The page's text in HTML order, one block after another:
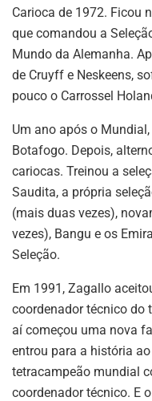
Carioca de 1972. Ficou
que comandou a
Mundo da Alemanha.
de Cruyff e Neskeens,
pouco o Carrossel
Um ano após o
Botafogo. Depois,
cariocas. Treinou a
Saudita, a própria
(mais duas vezes),
vezes), Bangu e os
Seleção.
Em 1991, Zagallo
coordenador técnico do
aí começou uma nova
entrou para a história
tetracampeão mundial
coordenador técnico. E